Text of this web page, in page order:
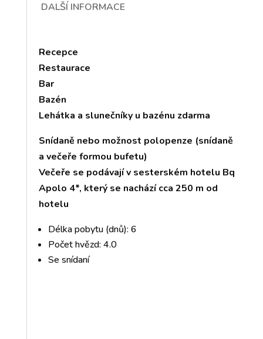
DALŠÍ INFORMACE
Recepce
Restaurace
Bar
Bazén
Lehátka a slunečníky u bazénu zdarma
Snídaně nebo možnost polopenze (snídaně
a večeře formou bufetu)
Večeře se podávají v sesterském hotelu Bq
Apolo 4*, který se nachází cca 250 m od
hotelu
Délka pobytu (dnů): 6
Počet hvězd: 4.0
Se snídaní